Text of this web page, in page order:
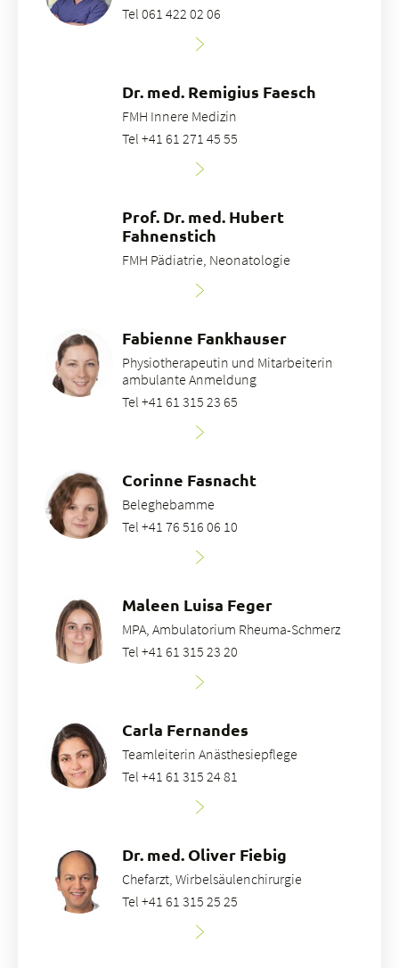
Tel 061 422 02 06
Dr. med. Remigius Faesch
FMH Innere Medizin
Tel +41 61 271 45 55
Prof. Dr. med. Hubert
Fahnenstich
FMH Pädiatrie, Neonatologie
Fabienne Fankhauser
Physiotherapeutin und Mitarbeiterin
ambulante Anmeldung
Tel +41 61 315 23 65
Corinne Fasnacht
Beleghebamme
Tel +41 76 516 06 10
Maleen Luisa Feger
MPA, Ambulatorium Rheuma-Schmerz
Tel +41 61 315 23 20
Carla Fernandes
Teamleiterin Anästhesiepflege
Tel +41 61 315 24 81
Dr. med. Oliver Fiebig
Chefarzt, Wirbelsäulenchirurgie
Tel +41 61 315 25 25